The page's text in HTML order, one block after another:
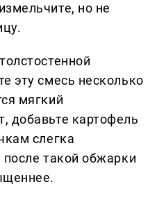
но не
эту смесь несколько
мягкий
добавьте картофель
слегка
такой обжарки